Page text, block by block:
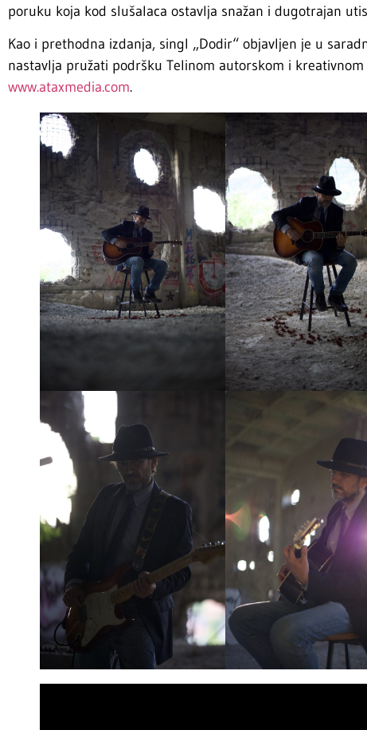
poruku koja kod slušalaca ostavlja snažan i dugotrajan
Kao i prethodna izdanja, singl „Dodir“ objavljen je u
nastavlja pružati podršku Telinom autorskom i
www.ataxmedia.com.